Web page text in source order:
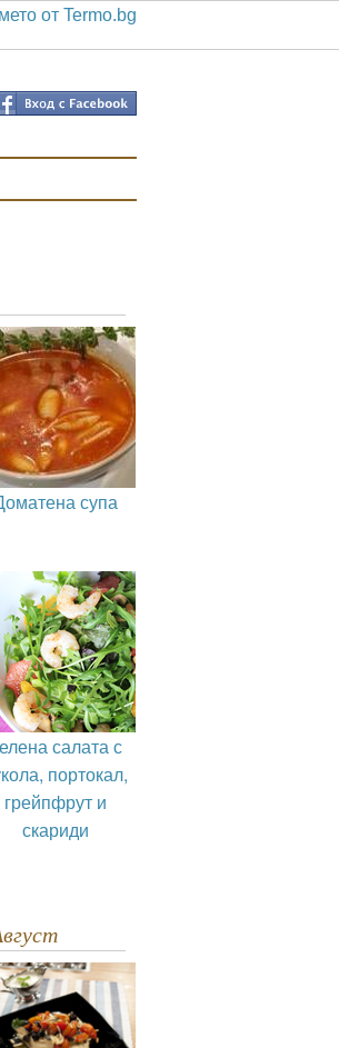
от Termo.bg
супа
салата с
портокал,
грейпфрут и
скариди